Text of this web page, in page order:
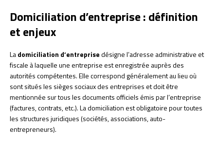
Domiciliation d’entreprise : définition
et enjeux
Ladomiciliation d’entreprisedésigne l’adresse administrative et
fiscale à laquelle une entreprise est enregistrée auprès des
autorités compétentes. Elle correspond généralement au lieu où
sont situés les sièges sociaux des entreprises et doit être
mentionnée sur tous les documents officiels émis par l’entreprise
(factures, contrats, etc.). La domiciliation est obligatoire pour toutes
les structures juridiques (sociétés, associations, auto-
entrepreneurs).